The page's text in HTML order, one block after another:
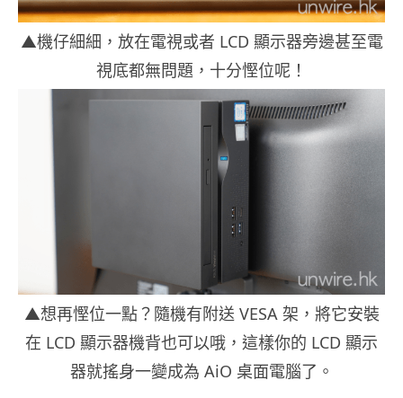
▲機仔細細，放在電視或者 LCD 顯示器旁邊甚至電
視底都無問題，十分慳位呢！
▲想再慳位一點？隨機有附送 VESA 架，將它安裝
在 LCD 顯示器機背也可以哦，這樣你的 LCD 顯示
器就搖身一變成為 AiO 桌面電腦了。